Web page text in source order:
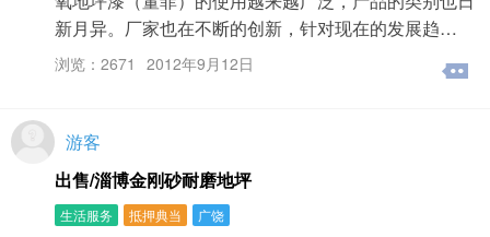
新月异。厂家也在不断的创新，针对现在的发展趋…
浏览：2671 2012年9月12日
游客
出售/淄博金刚砂耐磨地坪
生活服务 抵押典当 广饶